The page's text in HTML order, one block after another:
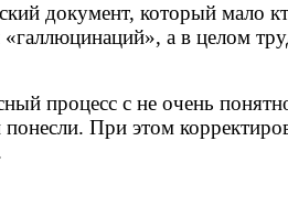
документ, который мало
а в целом
процесс с не очень
При этом